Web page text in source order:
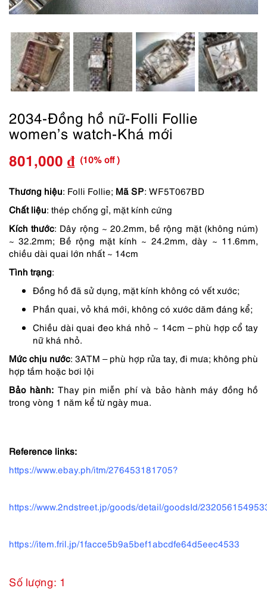
2034-Đồng hồ nữ-Folli Follie
women’s watch-Khá mới
Giá
gốc
là:
890,000 ₫.
801,000 ₫
Giá
hiện
tại
là:
801,000 ₫.
(10% off )
Thương hiệu: Folli Follie; Mã SP: WF5T067BD
Chất liệu: thép chống gỉ, mặt kính cứng
Kích thước: Dây rộng ~ 20.2mm, bề rộng mặt (không núm)
~ 32.2mm; Bề rộng mặt kính ~ 24.2mm, dày ~ 11.6mm,
chiều dài quai lớn nhất ~ 14cm
Tình trạng:
Đồng hồ đã sử dụng, mặt kính không có vết xước;
Phần quai, vỏ khá mới, không có xước dăm đáng kể;
Chiều dài quai đeo khá nhỏ ~ 14cm – phù hợp cổ tay
nữ khá nhỏ.
Mức chịu nước: 3ATM – phù hợp rửa tay, đi mưa; không phù
hợp tắm hoặc bơi lội
Bảo hành: Thay pin miễn phí và bảo hành máy đồng hồ
trong vòng 1 năm kể từ ngày mua.
Reference links:
https://www.ebay.ph/itm/276453181705?
https://www.2ndstreet.jp/goods/detail/goodsId/
https://item.fril.jp/1facce5b9a5bef1abcdfe64d5eec4533
Số lượng: 1